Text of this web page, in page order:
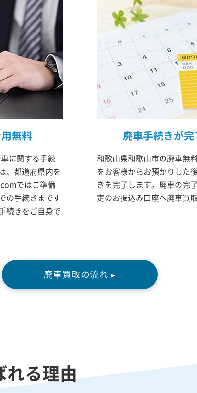
無料
に関する手続
、都道府県内を
ではご準備
の手続きまです
続きをご自身で
廃車手続きが
和歌山県和歌山市の廃車無
をお客様からお預かりした
きを完了します。廃車の完
定のお振込み口座へ廃車買
廃車買取の流れ ▸
る理由